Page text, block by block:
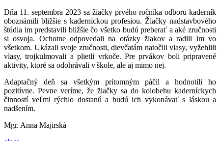
Dňa 11. septembra 2023 sa žiačky prvého ročníka odboru kaderník
oboznámili bližšie s kaderníckou profesiou. Žiačky nadstavbového
štúdia im predstavili bližšie čo všetko budú preberať a aké zručnosti
si osvoja. Ochotne odpovedali na otázky žiakov a radili im vo
všetkom. Ukázali svoje zručnosti, dievčatám natočili vlasy, vyžehlili
vlasy, trojkulmovali a plietli vrkoče. Pre prvákov boli pripravené
aktivity, ktoré sa odohrávali v škole, ale aj mimo nej.
Adaptačný deň sa všetkým prítomným páčil a hodnotili ho
pozitívne. Pevne veríme, že žiačky sa do kolobehu kaderníckych
činností veľmi rýchlo dostanú a budú ich vykonávať s láskou a
nadšením.
Mgr. Anna Majirská